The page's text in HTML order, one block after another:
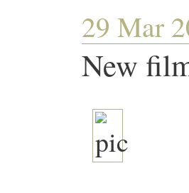
29 Mar
New